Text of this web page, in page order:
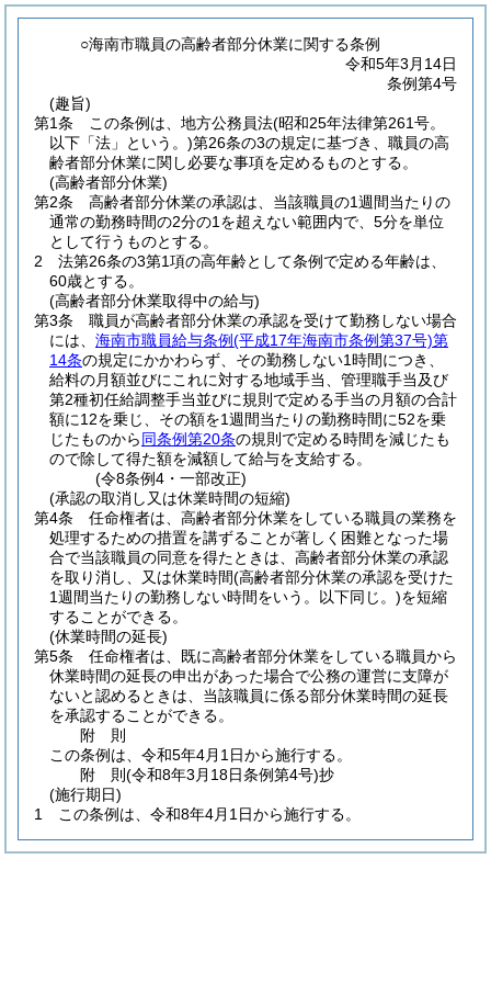
○海南市職員の高齢者部分休業に関する条例
令和5年3月14日
条例第4号
(趣旨)
第1条
この条例は、地方公務員法(昭和25年法律第261号。
以下「法」という。)第26条の3の規定に基づき、職員の高
齢者部分休業に関し必要な事項を定めるものとする。
(高齢者部分休業)
第2条
高齢者部分休業の承認は、当該職員の1週間当たりの
通常の勤務時間の2分の1を超えない範囲内で、5分を単位
として行うものとする。
2
法第26条の3第1項の高年齢として条例で定める年齢は、
60歳とする。
(高齢者部分休業取得中の給与)
第3条
職員が高齢者部分休業の承認を受けて勤務しない場合
には、 海南市職員給与条例(平成17年海南市条例第37号)第
14条の規定にかかわらず、その勤務しない1時間につき、
給料の月額並びにこれに対する地域手当、管理職手当及び
第2種初任給調整手当並びに規則で定める手当の月額の合計
額に12を乗じ、その額を1週間当たりの勤務時間に52を乗
じたものから同条例第20条の規則で定める時間を減じたも
ので除して得た額を減額して給与を支給する。
(令8条例4・一部改正)
(承認の取消し又は休業時間の短縮)
第4条
任命権者は、高齢者部分休業をしている職員の業務を
処理するための措置を講ずることが著しく困難となった場
合で当該職員の同意を得たときは、高齢者部分休業の承認
を取り消し、又は休業時間(高齢者部分休業の承認を受けた
1週間当たりの勤務しない時間をいう。以下同じ。)を短縮
することができる。
(休業時間の延長)
第5条
任命権者は、既に高齢者部分休業をしている職員から
休業時間の延長の申出があった場合で公務の運営に支障が
ないと認めるときは、当該職員に係る部分休業時間の延長
を承認することができる。
附 則
この条例は、令和5年4月1日から施行する。
附 則(令和8年3月18日条例第4号)抄
(施行期日)
1
この条例は、令和8年4月1日から施行する。